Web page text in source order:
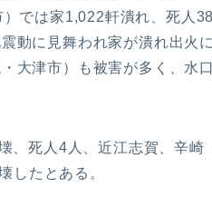
では家1,022軒潰れ、死人
動に見舞われ家が潰れ出火
大津市）も被害が多く、水
、死人4人、近江志賀、辛崎
したとある。